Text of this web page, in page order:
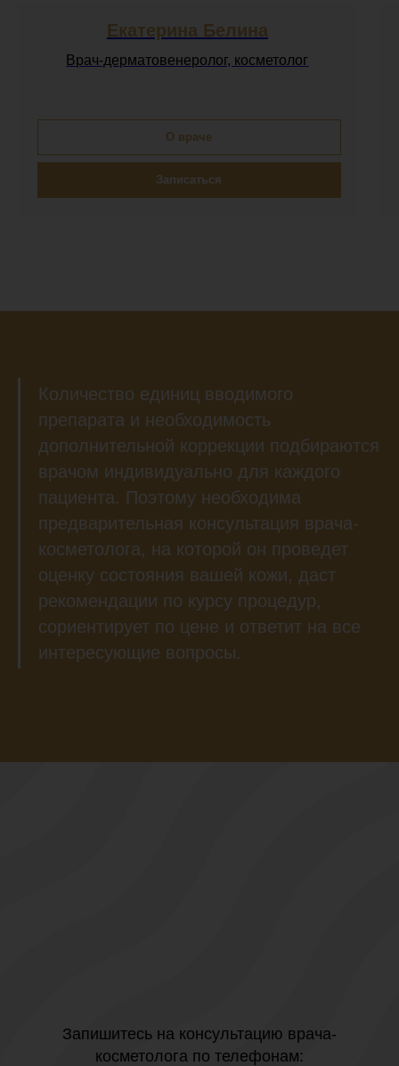
Екатерина Белина
Врач-дерматовенеролог, косметолог
О враче
Записаться
Количество единиц вводимого
препарата и необходимость
дополнительной коррекции подбираются
врачом индивидуально для каждого
пациента. Поэтому необходима
предварительная консультация врача-
косметолога, на которой он проведет
оценку состояния вашей кожи, даст
рекомендации по курсу процедур,
сориентирует по цене и ответит на все
интересующие вопросы.
Запишитесь на консультацию врача-
косметолога по телефонам: